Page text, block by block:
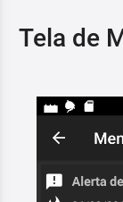
Tela de